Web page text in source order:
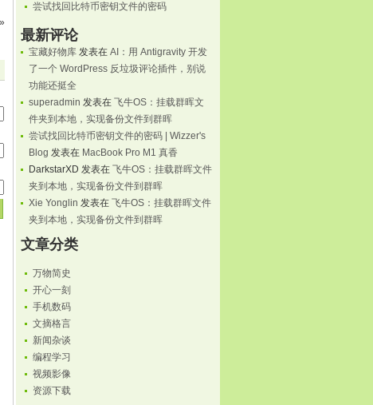
»
尝试找回比特币密钥文件的密码
最新评论
宝藏好物库 发表在 AI：用 Antigravity 开发
了一个 WordPress 反垃圾评论插件，别说
功能还挺全
superadmin 发表在 飞牛OS：挂载群晖文
件夹到本地，实现备份文件到群晖
尝试找回比特币密钥文件的密码 | Wizzer's
Blog 发表在 MacBook Pro M1 真香
DarkstarXD 发表在 飞牛OS：挂载群晖文件
夹到本地，实现备份文件到群晖
Xie Yonglin 发表在 飞牛OS：挂载群晖文件
夹到本地，实现备份文件到群晖
文章分类
万物简史
开心一刻
手机数码
文摘格言
新闻杂谈
编程学习
视频影像
资源下载